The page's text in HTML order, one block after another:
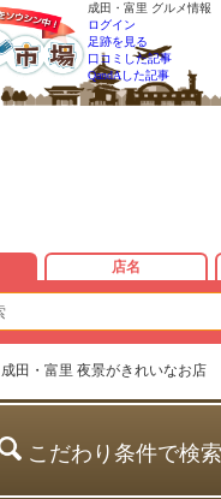
成田・富里 グルメ情報
ログイン
足跡を見る
口コミした記事
QandAした記事
店名
成田・富里 夜景がきれいなお店
こだわり条件で検